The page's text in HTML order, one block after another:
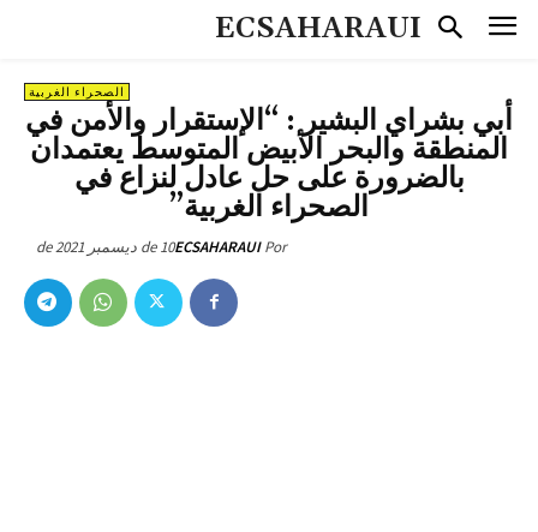
ECSAHARAUI
الصحراء الغربية
أبي بشراي البشير : “الإستقرار والأمن في
المنطقة والبحر الأبيض المتوسط ​​يعتمدان
بالضرورة على حل عادل لنزاع في
الصحراء الغربية”
Por
ECSAHARAUI10 de ديسمبر de 2021